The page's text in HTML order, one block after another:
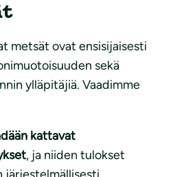
metsät ovat ensisijaisesti
sekä
ylläpitäjiä. Vaadimme
kattavat
, ja niiden tulokset